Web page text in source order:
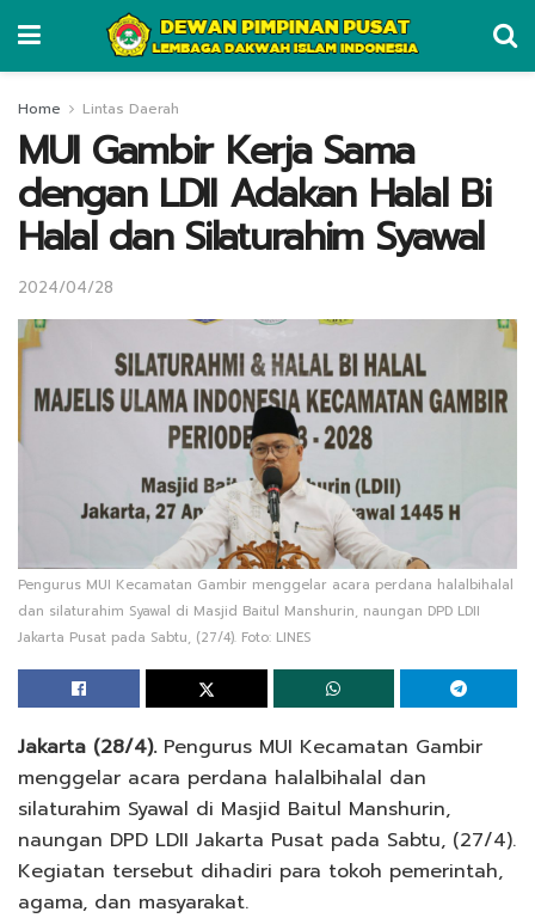
Home Lintas Daerah
MUI Gambir Kerja Sama
dengan LDII Adakan Halal Bi
Halal dan Silaturahim Syawal
2024/04/28
Pengurus MUI Kecamatan Gambir menggelar acara perdana halalbihalal
dan silaturahim Syawal di Masjid Baitul Manshurin, naungan DPD LDII
Jakarta Pusat pada Sabtu, (27/4). Foto: LINES
Jakarta (28/4).Pengurus MUI Kecamatan Gambir
menggelar acara perdana halalbihalal dan
silaturahim Syawal di Masjid Baitul Manshurin,
naungan DPD LDII Jakarta Pusat pada Sabtu, (27/4).
Kegiatan tersebut dihadiri para tokoh pemerintah,
agama, dan masyarakat.